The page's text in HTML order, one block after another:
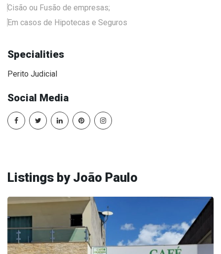
Cisão ou Fusão de empresas;
Em casos de Hipotecas e Seguros
Specialities
Perito Judicial
Social Media
Listings by João Paulo